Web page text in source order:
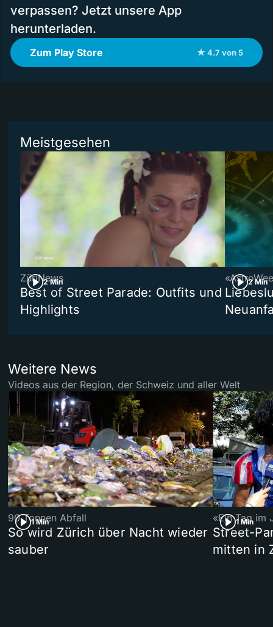
verpassen? Jetzt unsere App
herunterladen.
Zum Play Store ★ 4.7 von 5
Meistgesehen
2 Min
ZüriNews
Best of Street Parade: Outfits und
Highlights
2 Min
Weitere News
Videos aus der Region, der Schweiz und aller Welt
1 Min
90 Tonnen Abfall
So wird Zürich über Nacht wieder
sauber
1 Min
«Ein Tag im
Street-
mitten in